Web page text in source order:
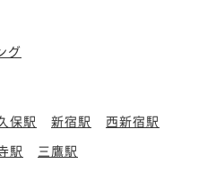
グ
保駅 新宿駅
西新宿駅
駅 三鷹駅